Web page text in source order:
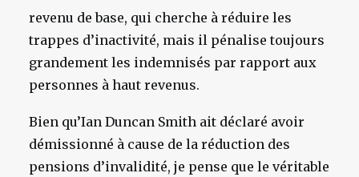
revenu de base, qui cherche à réduire les
trappes d’inactivité, mais il pénalise toujours
grandement les indemnisés par rapport aux
personnes à haut revenus.
Bien qu’Ian Duncan Smith ait déclaré avoir
démissionné à cause de la réduction des
pensions d’invalidité, je pense que le véritable